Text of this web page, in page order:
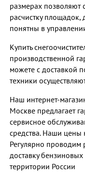
размерах позволяют
расчистку
понятны в
Купить
производственной
можете с доставкой
техники
Наш интернет-
Москве предлагает
сервисное
средства. Наши цены
Регулярно
доставку
территории России